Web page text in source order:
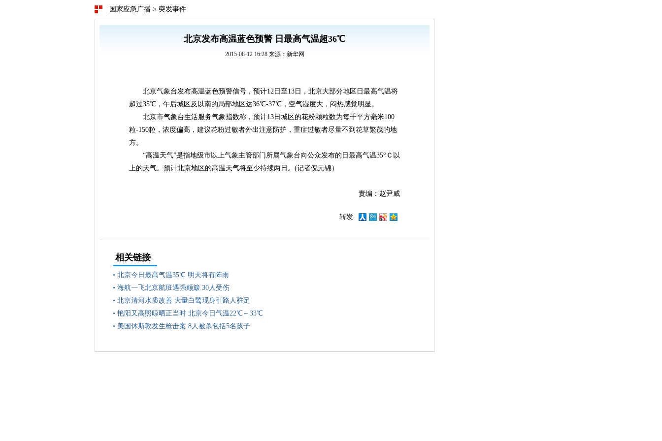
国家应急广播 > 突发事件
北京发布高温蓝色预警 日最高气温超36℃
2015-08-12 16:28 来源：新华网
北京气象台发布高温蓝色预警信号，预计12日至13日，北京大部分地区日最高气温将
超过35℃，午后城区及以南的局部地区达36℃-37℃，空气湿度大，闷热感觉明显。
北京市气象台生活服务气象指数称，预计13日城区的花粉颗粒数为每千平方毫米100
粒-150粒，浓度偏高，建议花粉过敏者外出注意防护，重症过敏者尽量不到花草繁茂的地
方。
“高温天气”是指地级市以上气象主管部门所属气象台向公众发布的日最高气温35°Ｃ以
上的天气。预计北京地区的高温天气将至少持续两日。(记者倪元锦）
责编：赵尹威
转发
相关链接
• 北京今日最高气温35℃ 明天将有阵雨
• 海航一飞北京航班遇强颠簸 30人受伤
• 北京清河水质改善 大量白鹭现身引路人驻足
• 艳阳又高照晾晒正当时 北京今日气温22℃～33℃
• 美国休斯敦发生枪击案 8人被杀包括5名孩子